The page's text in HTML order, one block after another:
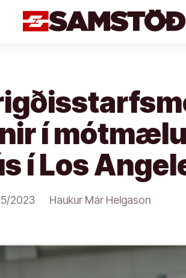
í
í Los
2023 Haukur Már Helgason